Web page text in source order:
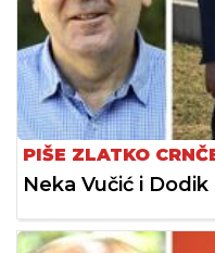
PIŠE ZLATKO
Neka Vučić i